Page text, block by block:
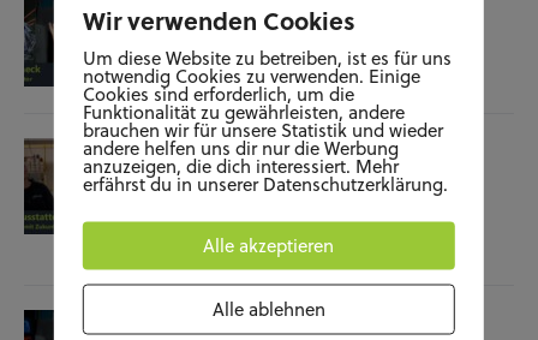
Film-Check “The Terminator”
04.11.25
SOZIALES WISSENSCHAFT & NATUR
Raumausstatterin – (k)ein Beruf mit
KUNST UND KULTUR SOZIALES
Wir verwenden Cookies
Um diese Website zu betreiben, ist es für uns
notwendig Cookies zu verwenden. Einige
Cookies sind erforderlich, um die
Funktionalität zu gewährleisten, andere
brauchen wir für unsere Statistik und wieder
andere helfen uns dir nur die Werbung
anzuzeigen, die dich interessiert. Mehr
erfährst du in unserer Datenschutzerklärung.
Alle akzeptieren
Alle ablehnen